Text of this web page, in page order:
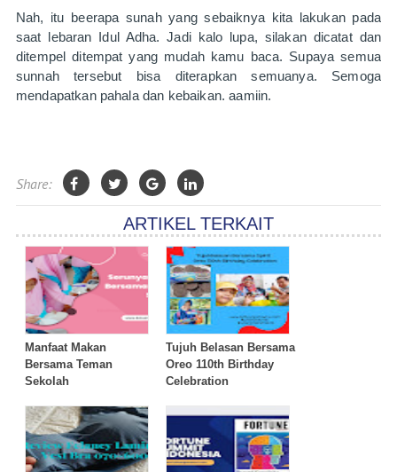
Nah, itu beerapa sunah yang sebaiknya kita lakukan pada
saat lebaran Idul Adha. Jadi kalo lupa, silakan dicatat dan
ditempel ditempat yang mudah kamu baca. Supaya semua
sunnah tersebut bisa diterapkan semuanya. Semoga
mendapatkan pahala dan kebaikan. aamiin.
Share:
ARTIKEL TERKAIT
Manfaat Makan
Bersama Teman
Sekolah
Tujuh Belasan Bersama
Oreo 110th Birthday
Celebration